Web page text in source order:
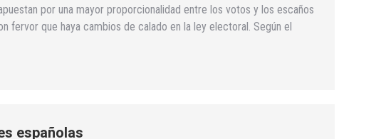
por una mayor proporcionalidad entre los votos y los escaños
fervor que haya cambios de calado en la ley electoral. Según el
españolas